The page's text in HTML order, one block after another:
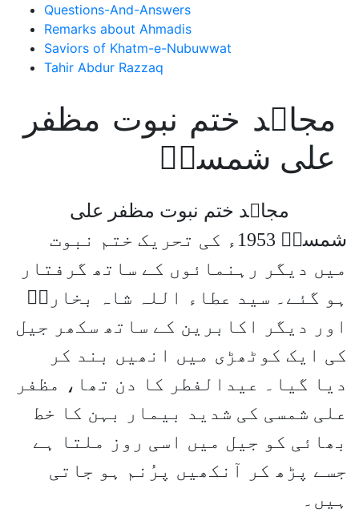
Questions-And-Answers
Remarks about Ahmadis
Saviors of Khatm-e-Nubuwwat
Tahir Abdur Razzaq
مجاہد ختم نبوت مظفر
علی شمسیؒ
مجاہد ختم نبوت مظفر علی
شمسیؒ 1953ء کی تحریک ختم نبوت
میں دیگر رہنمائوں کے ساتھ گرفتار
ہو گئے۔ سید عطاء اللہ شاہ بخاریؒ
اور دیگر اکابرین کے ساتھ سکھر جیل
کی ایک کوٹھڑی میں انھیں بند کر
دیا گیا۔ عیدالفطر کا دن تھا، مظفر
علی شمسی کی شدید بیمار بہن کا خط
بھائی کو جیل میں اسی روز ملتا ہے
جسے پڑھ کر آنکھیں پرُنم ہو جاتی
ہیں۔